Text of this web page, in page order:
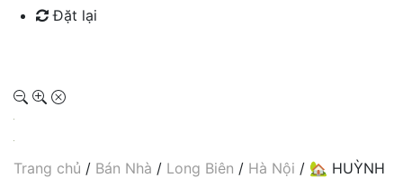
Đặt lại
Trang chủ / Bán Nhà / Long Biên / Hà Nội / 🏡 HUỲNH